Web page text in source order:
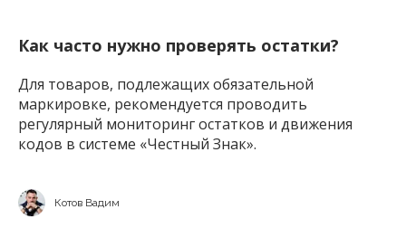
Как часто нужно проверять остатки?
Для товаров, подлежащих обязательной
маркировке, рекомендуется проводить
регулярный мониторинг остатков и движения
кодов в системе «Честный Знак».
Котов Вадим